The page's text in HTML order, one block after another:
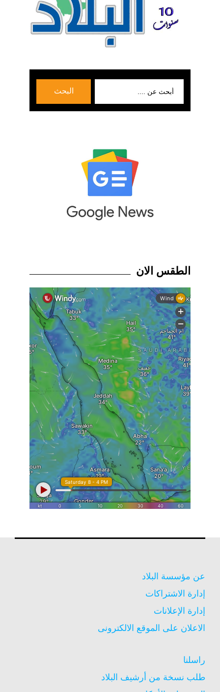
البحث
الطقس الان
عن مؤسسة البلاد
إدارة الاشتراكات
إدارة الإعلانات
الاعلان على الموقع الالكترونى
راسلنا
طلب نسخة من أرشيف البلاد